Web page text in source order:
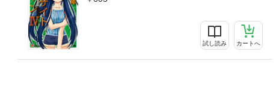
試し読み カートへ